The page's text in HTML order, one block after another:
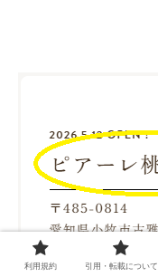
利用規約 引用・転載について